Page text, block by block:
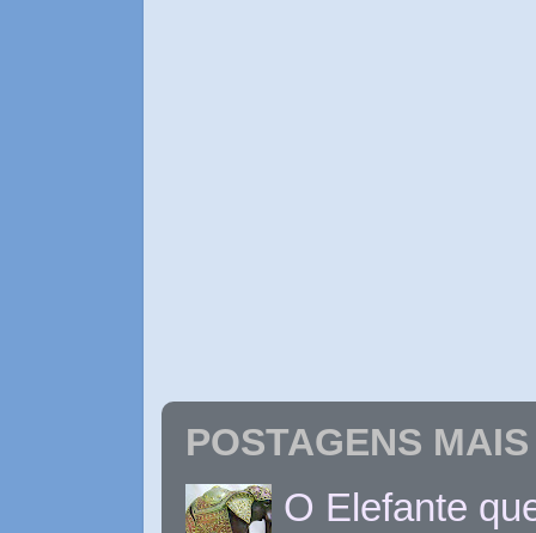
POSTAGENS
O Elefante